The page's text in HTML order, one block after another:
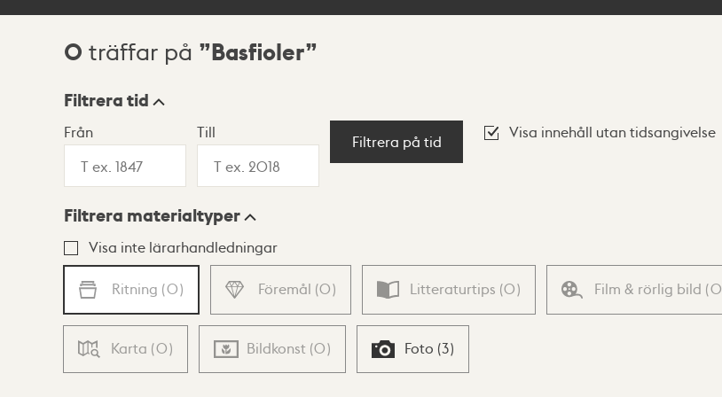
Sökresultat
0 träffar på Basfioler
Visningsläge
Lista Karta
Filtrera tid
Från Till
Filtrera på tid
Visa innehåll utan tidsangivelse
Filtrera materialtyper
Visa inte lärarhandledningar
Ritning (0) Föremål (0) Litteraturtips (0) Film & rörlig bild (0
Karta (0) Bildkonst (0) Foto (3)